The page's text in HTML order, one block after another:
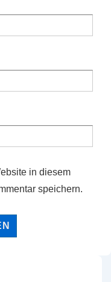
in diesem
speichern.